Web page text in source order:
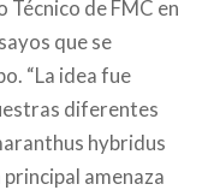
de FMC en
que se
“La idea fue
diferentes
hybridus
amenaza